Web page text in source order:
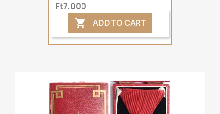
Ft7,000
 ADD TO CART